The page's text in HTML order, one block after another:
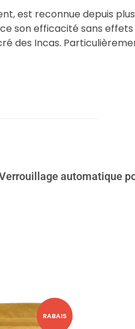
est reconnue depuis
son efficacité sans
des Incas.
automatique
RABAIS